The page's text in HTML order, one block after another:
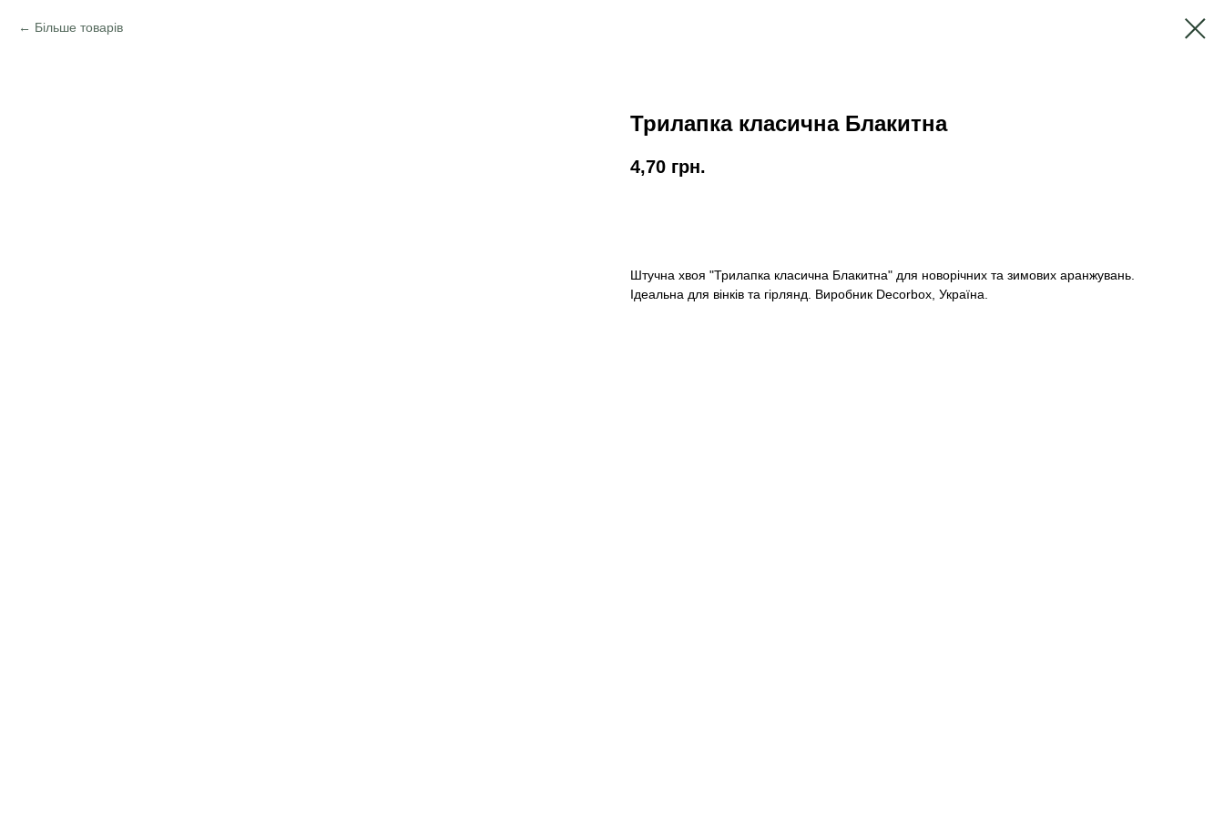
Більше товарів
Трилапка класична Блакитна
4,70 грн.
Штучна хвоя "Трилапка класична Блакитна" для новорічних та зимових аранжувань.
Ідеальна для вінків та гірлянд. Виробник Decorbox, Україна.